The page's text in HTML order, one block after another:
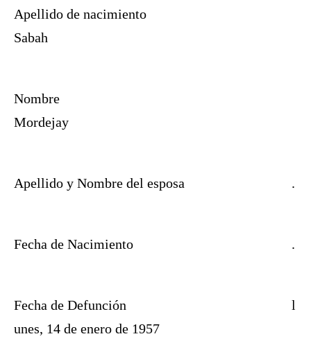
Apellido de nacimiento
Sabah
Nombre
Mordejay
Apellido y Nombre del esposa .
Fecha de Nacimiento .
Fecha de Defunción
l
unes, 14 de enero de 1957